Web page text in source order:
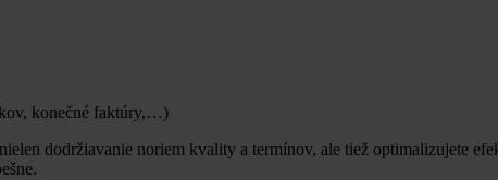
konečné faktúry,…)
dodržiavanie noriem kvality a termínov, ale tiež optimalizujete